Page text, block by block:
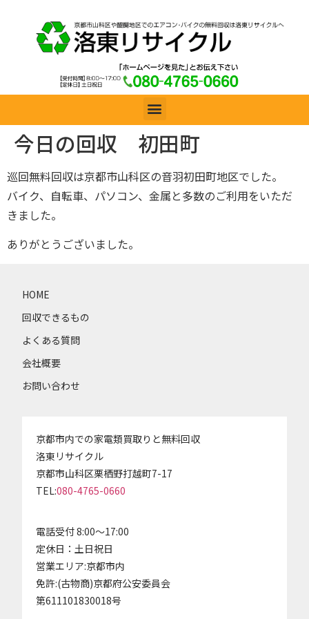
今日の回収 初田町
巡回無料回収は京都市山科区の音羽初田町地区でした。
バイク、自転車、パソコン、金属と多数のご利用をいただ
きました。
ありがとうございました。
HOME
回収できるもの
よくある質問
会社概要
お問い合わせ
京都市内での家電類買取りと無料回収
洛東リサイクル
京都市山科区栗栖野打越町7-17
TEL:080-4765-0660
電話受付 8:00～17:00
定休日：土日祝日
営業エリア:京都市内
免許:(古物商)京都府公安委員会
第611101830018号